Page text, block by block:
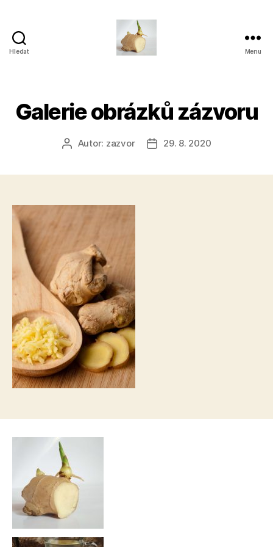
Hledat Menu
Galerie obrázků zázvoru
AutorAutor: zazvor
Datum
29. 8. 2020